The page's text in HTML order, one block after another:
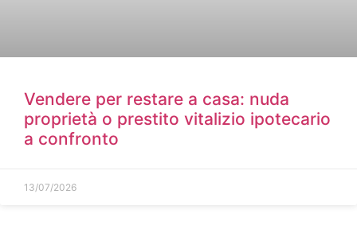
Vendere per restare a casa: nuda
proprietà o prestito vitalizio ipotecario
a confronto
13/07/2026